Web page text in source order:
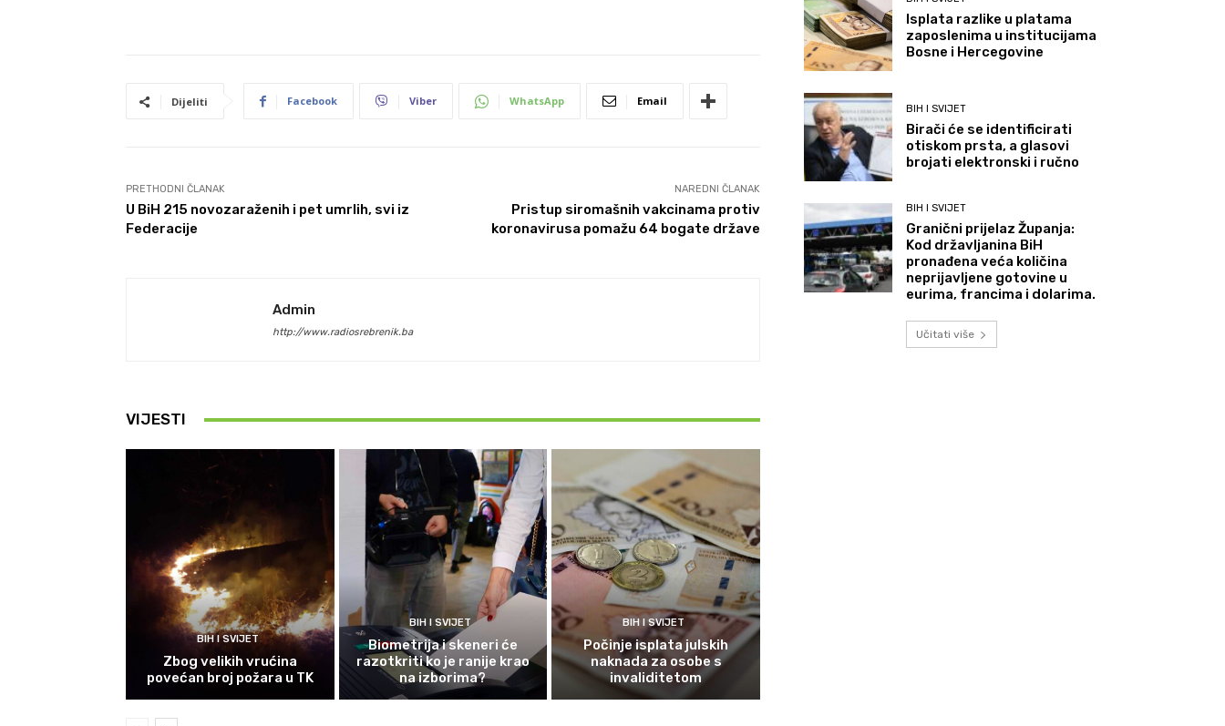
Dijeliti Facebook Viber WhatsApp Email
PRETHODNI ČLANAK
U BiH 215 novozaraženih i pet umrlih, svi iz
Federacije
NAREDNI ČLANAK
Pristup siromašnih vakcinama protiv
koronavirusa pomažu 64 bogate države
Admin
http://www.radiosrebrenik.ba
VIJESTI
BIH I SVIJET
Zbog velikih vrućina
povećan broj požara u TK
BIH I SVIJET
Biometrija i skeneri će
razotkriti ko je ranije krao
na izborima?
BIH I SVIJET
Počinje isplata julskih
naknada za osobe s
invaliditetom
Isplata razlike u platama
zaposlenima u institucijama
Bosne i Hercegovine
BIH I SVIJET
Birači će se identificirati
otiskom prsta, a glasovi
brojati elektronski i ručno
BIH I SVIJET
Granični prijelaz Županja:
Kod državljanina BiH
pronađena veća količina
neprijavljene gotovine u
eurima, francima i dolarima.
Učitati više